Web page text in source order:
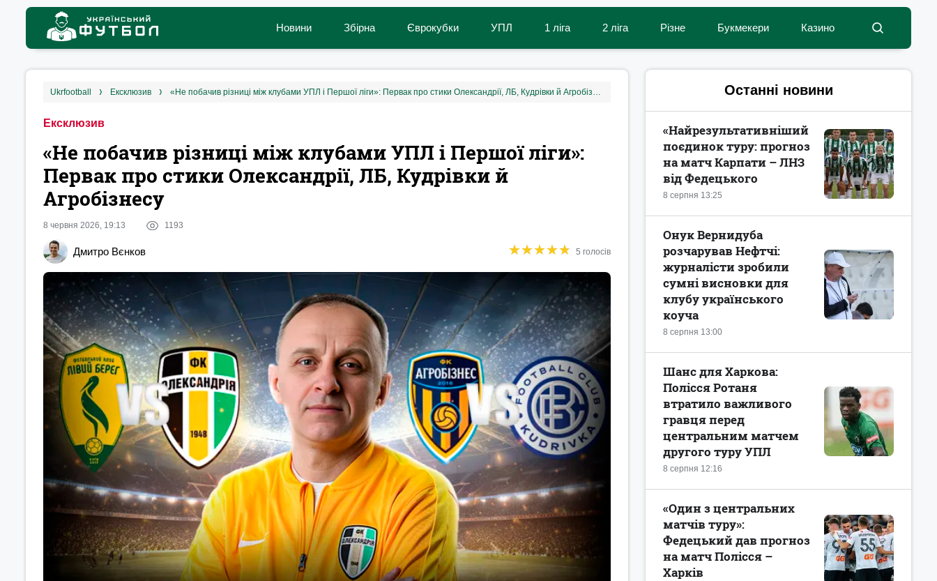
Новини Збірна Єврокубки УПЛ 1 ліга 2 ліга Різне Букмекери Казино
ukrfootball ексклюзив «Не побачив різниці між клубами УПЛ і Першої ліги»: Первак про стики Олександрії, ЛБ, Кудрівки й Агробізнесу
Ексклюзив
«Не побачив різниці між клубами УПЛ і Першої ліги»:
Первак про стики Олександрії, ЛБ, Кудрівки й
Агробізнесу
8 червня 2026, 19:13 1193
Дмитро Вєнков ★★★★★
★★★★★ 5 голосів
Останні новини
8 серпня 13:25
«Найрезультативніший
поєдинок туру: прогноз
на матч Карпати – ЛНЗ
від Федецького
8 серпня 13:00
Онук Вернидуба
розчарував Нефтчі:
журналісти зробили
сумні висновки для
клубу українського
коуча
8 серпня 12:16
Шанс для Харкова:
Полісся Ротаня
втратило важливого
гравця перед
центральним матчем
другого туру УПЛ
«Один з центральних
матчів туру»:
Федецький дав прогноз
на матч Полісся –
Харків